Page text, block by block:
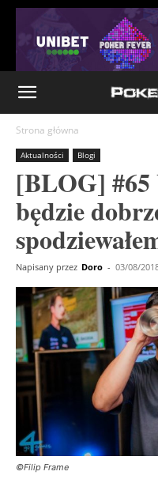
Strona główna
Aktualności Blogi
[BLOG] #65
będzie
Napisany przez Doro - 03/08/
©Filip Frame